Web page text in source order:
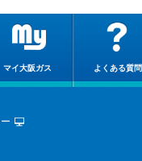
マイ大阪ガス よくある質問